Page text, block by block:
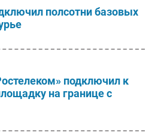
полсотни базовых
подключил к
на границе с